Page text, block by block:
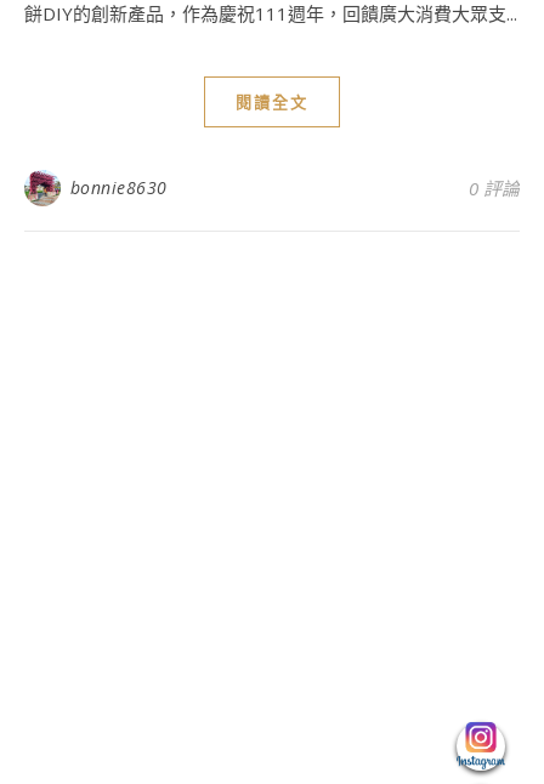
餅DIY的創新產品，作為慶祝111週年，回饋廣大消費大眾支...
閱讀全文
bonnie8630 0 評論